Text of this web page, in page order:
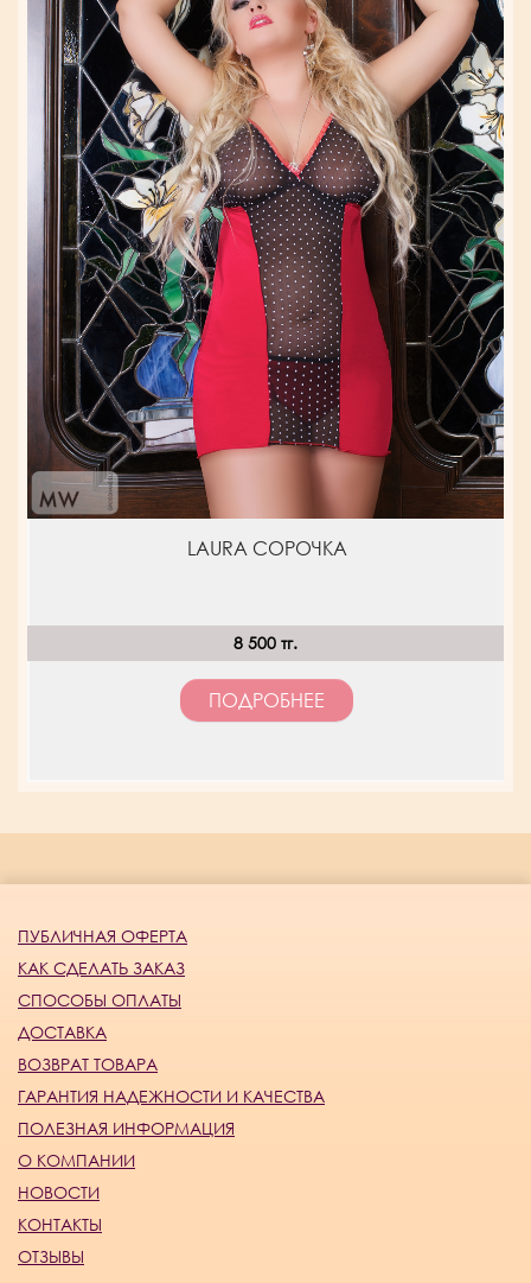
LAURA СОРОЧКА
8 500 тг.
ПОДРОБНЕЕ
ПУБЛИЧНАЯ ОФЕРТА
КАК СДЕЛАТЬ ЗАКАЗ
СПОСОБЫ ОПЛАТЫ
ДОСТАВКА
ВОЗВРАТ ТОВАРА
ГАРАНТИЯ НАДЕЖНОСТИ И КАЧЕСТВА
ПОЛЕЗНАЯ ИНФОРМАЦИЯ
О КОМПАНИИ
НОВОСТИ
КОНТАКТЫ
ОТЗЫВЫ